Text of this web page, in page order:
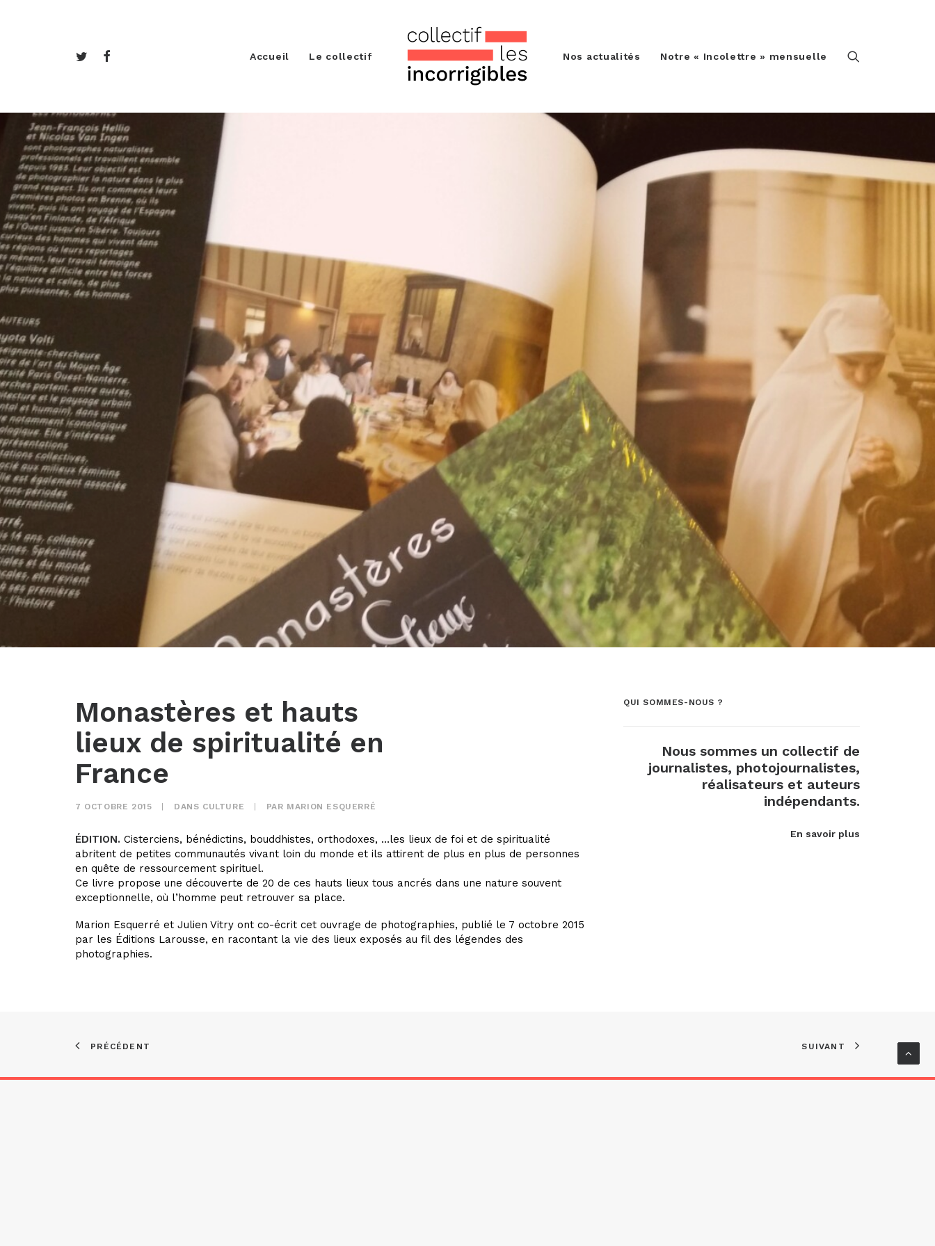
Accueil Le collectif Nos actualités Notre « Incolettre » mensuelle
Monastères et hauts
lieux de spiritualité en
France
7 OCTOBRE 2015 DANS CULTURE PAR MARION ESQUERRÉ
ÉDITION. Cisterciens, bénédictins, bouddhistes, orthodoxes, …les lieux de foi et de spiritualité
abritent de petites communautés vivant loin du monde et ils attirent de plus en plus de personnes
en quête de ressourcement spirituel.
Ce livre propose une découverte de 20 de ces hauts lieux tous ancrés dans une nature souvent
exceptionnelle, où l’homme peut retrouver sa place.
Marion Esquerré et Julien Vitry ont co-écrit cet ouvrage de photographies, publié le 7 octobre 2015
par les Éditions Larousse, en racontant la vie des lieux exposés au fil des légendes des
photographies.
QUI SOMMES-NOUS ?
Nous sommes un collectif de
journalistes, photojournalistes,
réalisateurs et auteurs
indépendants.
En savoir plus
PRÉCÉDENT SUIVANT